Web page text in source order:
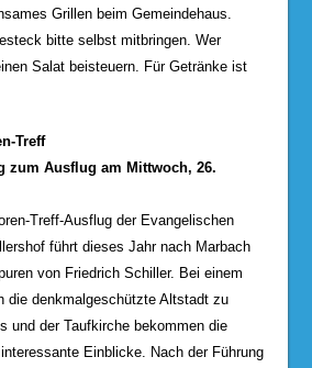
Grillen beim Gemeindehaus.
bitte selbst mitbringen. Wer
Salat beisteuern. Für Getränke ist
Treff
zum Ausflug am Mittwoch, 26.
Treff-Ausflug der Evangelischen
führt dieses Jahr nach Marbach
von Friedrich Schiller. Bei einem
die denkmalgeschützte Altstadt zu
und der Taufkirche bekommen die
Einblicke. Nach der Führung